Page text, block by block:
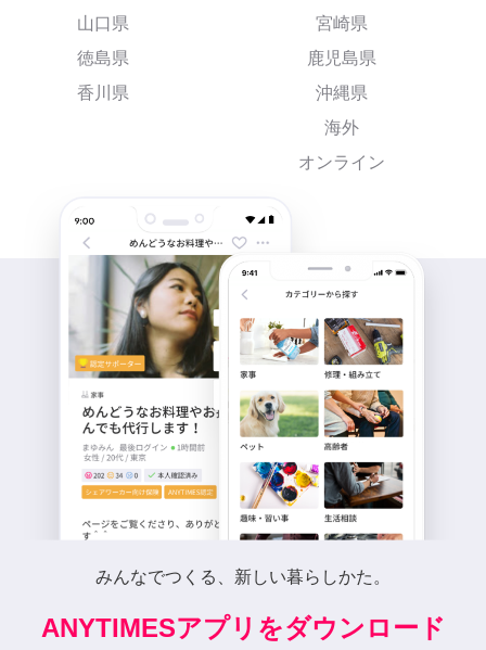
山口県
徳島県
香川県
宮崎県
鹿児島県
沖縄県
海外
オンライン
みんなでつくる、新しい暮らしかた。
ANYTIMESアプリをダウンロード